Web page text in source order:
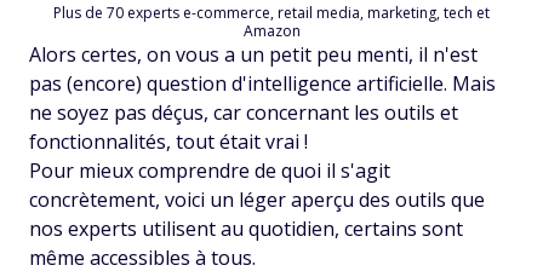
Plus de 70 experts e-commerce, retail media, marketing, tech et
Amazon
Alors certes, on vous a un petit peu menti, il n'est
pas (encore) question d'intelligence artificielle. Mais
ne soyez pas déçus, car concernant les outils et
fonctionnalités, tout était vrai !
Pour mieux comprendre de quoi il s'agit
concrètement, voici un léger aperçu des outils que
nos experts utilisent au quotidien, certains sont
même accessibles à tous.